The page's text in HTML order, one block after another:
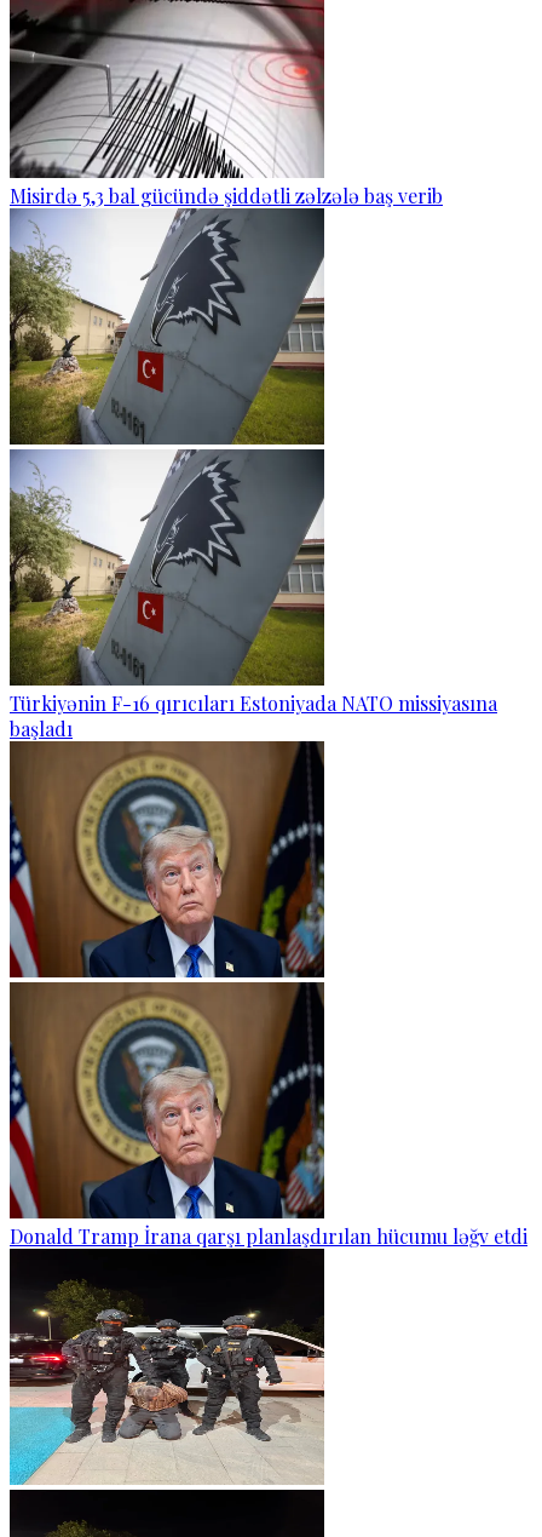
Misirdə 5,3 bal gücündə şiddətli zəlzələ baş verib
Türkiyənin F-16 qırıcıları Estoniyada NATO missiyasına
başladı
Donald Tramp İrana qarşı planlaşdırılan hücumu ləğv etdi